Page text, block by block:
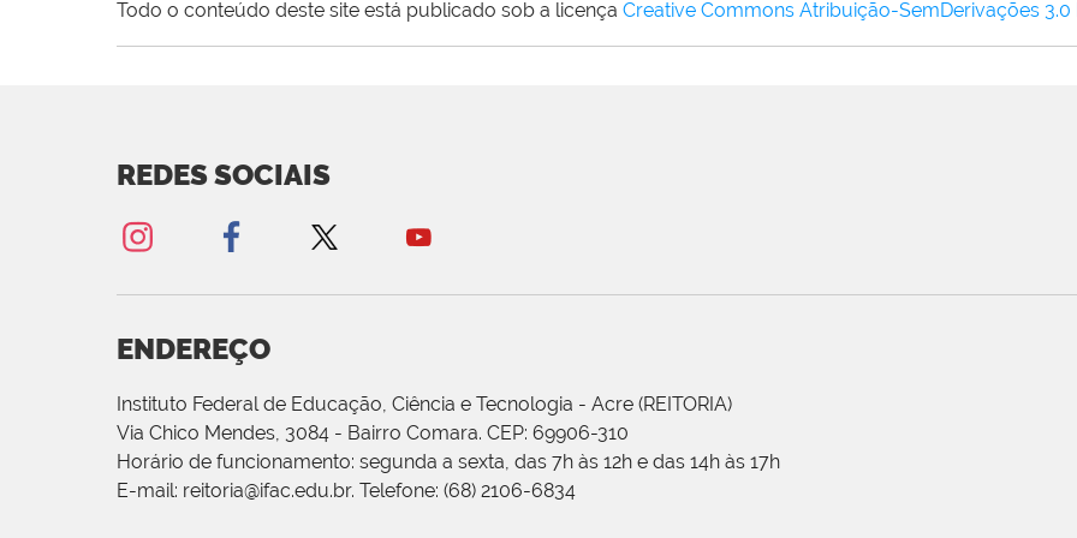
Todo o conteúdo deste site está publicado sob a licença Creative Commons Atribuição-SemDerivações
REDES SOCIAIS
ENDEREÇO
Instituto Federal de Educação, Ciência e Tecnologia - Acre (REITORIA)
Via Chico Mendes, 3084 - Bairro Comara. CEP: 69906-310
Horário de funcionamento: segunda a sexta, das 7h às 12h e das 14h às 17h
E-mail: reitoria@ifac.edu.br. Telefone: (68) 2106-6834